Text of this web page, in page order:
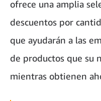
ofrece una amplia
descuentos por
que ayudarán a las
de productos que su
mientras obtienen